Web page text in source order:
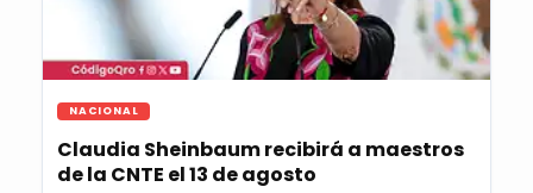
NACIONAL
Claudia Sheinbaum recibirá a maestros
de la CNTE el 13 de agosto